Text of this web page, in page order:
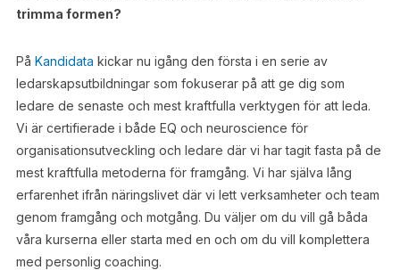
trimma formen?
På Kandidata kickar nu igång den första i en serie av
ledarskapsutbildningar som fokuserar på att ge dig som
ledare de senaste och mest kraftfulla verktygen för att leda.
Vi är certifierade i både EQ och neuroscience för
organisationsutveckling och ledare där vi har tagit fasta på de
mest kraftfulla metoderna för framgång. Vi har själva lång
erfarenhet ifrån näringslivet där vi lett verksamheter och team
genom framgång och motgång. Du väljer om du vill gå båda
våra kurserna eller starta med en och om du vill komplettera
med personlig coaching.